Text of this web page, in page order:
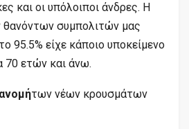
και οι υπόλοιποι άνδρες. Η
θανόντων συμπολιτών μας
95.5% είχε κάποιο υποκείμενο
70 ετών και άνω.
των νέων κρουσμάτων